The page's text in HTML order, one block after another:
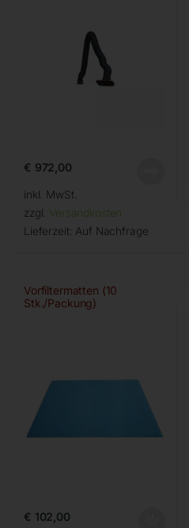
€ 972,00
inkl. MwSt.
zzgl. Versandkosten
Lieferzeit: Auf Nachfrage
Vorfiltermatten (10
Stk./Packung)
€ 102,00